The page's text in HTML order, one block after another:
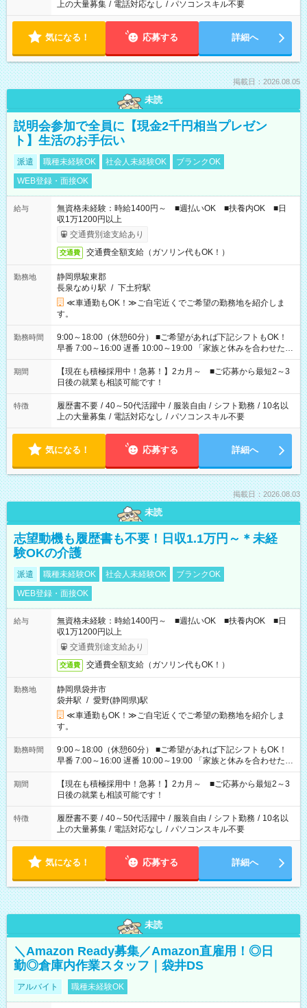
上の大量募集 / 電話対応なし / パソコンスキル不要
気になる！ 応募する 詳細へ
掲載日：2026.08.05
未読
説明会参加で全員に【現金2千円相当プレゼン
ト】生活のお手伝い
派遣 職種未経験OK 社会人未経験OK
ブランクOK
WEB登録・面接OK
給与
無資格未経験：時給1400円～ ■週払いOK ■扶養内OK ■日
収1万1200円以上
交通費別途支給あり
交通費 交通費全額支給（ガソリン代もOK！）
勤務地
静岡県駿東郡
長泉なめり駅 / 下土狩駅
≪車通勤もOK！≫ご自宅近くでご希望の勤務地を紹介しま
す。
勤務時間
9:00～18:00（休憩60分） ■ご希望があれば下記シフトもOK！
早番 7:00～16:00 遅番 10:00～19:00 「家族と休みを合わせた
い」 「余裕を持って夕飯の準備がしたい」 「できれば残業はし
たくない」 など、ご希望を教えてくださいね。 ※Wワーク希望
の方へ 今ご覧のお仕事で希望する勤務時間と、もう1つのお仕事
の勤務時間。 合計で週40時間を超える場合は応募できません。
期間
【現在も積極採用中！急募！】2カ月～ ■ご応募から最短2～3
日後の就業も相談可能です！
特徴 履歴書不要 / 40～50代活躍中 / 服装自由 / シフト勤務 / 10名以
上の大量募集 / 電話対応なし / パソコンスキル不要
気になる！ 応募する 詳細へ
掲載日：2026.08.03
未読
志望動機も履歴書も不要！日収1.1万円～＊未経
験OKの介護
派遣 職種未経験OK 社会人未経験OK
ブランクOK
WEB登録・面接OK
給与
無資格未経験：時給1400円～ ■週払いOK ■扶養内OK ■日
収1万1200円以上
交通費別途支給あり
交通費 交通費全額支給（ガソリン代もOK！）
勤務地
静岡県袋井市
袋井駅 / 愛野(静岡県)駅
≪車通勤もOK！≫ご自宅近くでご希望の勤務地を紹介しま
す。
勤務時間
9:00～18:00（休憩60分） ■ご希望があれば下記シフトもOK！
早番 7:00～16:00 遅番 10:00～19:00 「家族と休みを合わせた
い」 「余裕を持って夕飯の準備がしたい」 「できれば残業はし
たくない」 など、ご希望を教えてくださいね。 ※Wワーク希望
の方へ 今ご覧のお仕事で希望する勤務時間と、もう1つのお仕事
の勤務時間。 合計で週40時間を超える場合は応募できません。
期間
【現在も積極採用中！急募！】2カ月～ ■ご応募から最短2～3
日後の就業も相談可能です！
特徴 履歴書不要 / 40～50代活躍中 / 服装自由 / シフト勤務 / 10名以
上の大量募集 / 電話対応なし / パソコンスキル不要
気になる！ 応募する 詳細へ
未読
＼Amazon Ready募集／Amazon直雇用！◎日
勤◎倉庫内作業スタッフ｜袋井DS
アルバイト 職種未経験OK